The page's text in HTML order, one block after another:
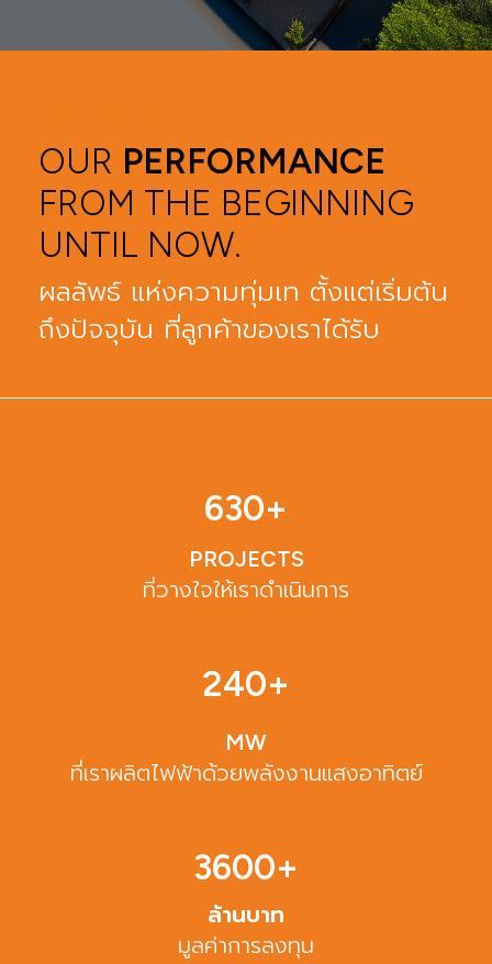
OUR PERFORMANCE
FROM THE BEGINNING
UNTIL NOW.
ผลลัพธ์ แห่งความทุ่มเท ตั้งแต่เริ่มต้น
ถึงปัจจุบัน ที่ลูกค้าของเราได้รับ
630+
PROJECTS
ที่วางใจให้เราดำเนินการ
240+
MW
ที่เราผลิตไฟฟ้าด้วยพลังงานแสงอาทิตย์
3600+
ล้านบาท
มูลค่าการลงทุน